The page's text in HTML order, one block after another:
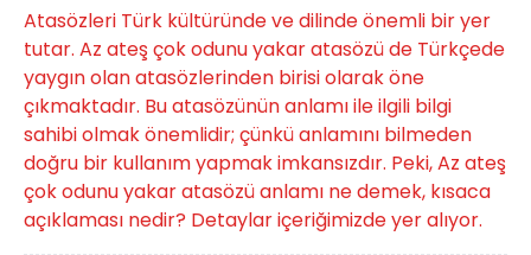
Atasözleri Türk kültüründe ve dilinde önemli bir yer
tutar. Az ateş çok odunu yakar atasözü de Türkçede
yaygın olan atasözlerinden birisi olarak öne
çıkmaktadır. Bu atasözünün anlamı ile ilgili bilgi
sahibi olmak önemlidir; çünkü anlamını bilmeden
doğru bir kullanım yapmak imkansızdır. Peki, Az ateş
çok odunu yakar atasözü anlamı ne demek, kısaca
açıklaması nedir? Detaylar içeriğimizde yer alıyor.